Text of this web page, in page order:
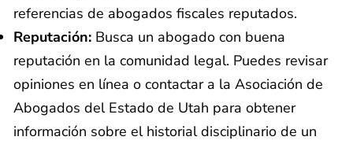
referencias de abogados fiscales reputados.
Reputación: Busca un abogado con buena
reputación en la comunidad legal. Puedes revisar
opiniones en línea o contactar a la Asociación de
Abogados del Estado de Utah para obtener
información sobre el historial disciplinario de un